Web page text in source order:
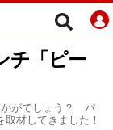
チ「ピー
かがでしょう？ パ
材してきました！